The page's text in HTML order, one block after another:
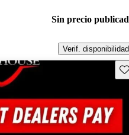
Sin precio
Verif. disponibilidad